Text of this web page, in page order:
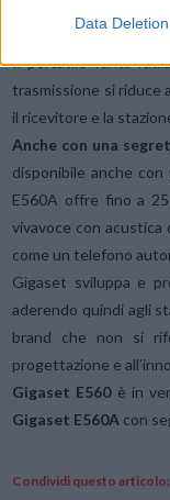
Data Deletion
fino a 14 h.
Il portatile vanta
trasmissione si riduce
il ricevitore e la
Anche con una
disponibile anche
E560A offre fino a
vivavoce con acustica
come un telefono
Gigaset sviluppa e
aderendo quindi agli
brand che non si
progettazione e
Gigaset E560è in
Gigaset E560A con
Condividi questo articolo: